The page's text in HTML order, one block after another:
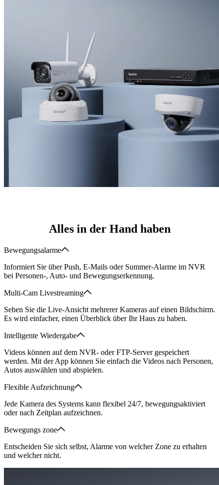
Alles in der Hand haben
Bewegungsalarme
Informiert Sie über Push, E-Mails oder Summer-Alarme im NVR
bei Personen-, Auto- und Bewegungserkennung.
Multi-Cam Livestreaming
Sehen Sie die Live-Ansicht mehrerer Kameras auf einen Bildschirm.
Es wird einfacher, einen Überblick über Ihr Haus zu haben.
Intelligente Wiedergabe
Videos können auf dem NVR- oder FTP-Server gespeichert
werden. Mit der App können Sie einfach die Videos nach Personen,
Autos auswählen und abspielen.
Flexible Aufzeichnung
Jede Kamera des Systems kann flexibel 24/7, bewegungsaktiviert
oder nach Zeitplan aufzeichnen.
Bewegungs zone
Entscheiden Sie sich selbst, Alarme von welcher Zone zu erhalten
und welcher nicht.